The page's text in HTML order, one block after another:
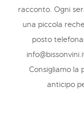
racconto. Ogni
una piccola recherche
posto
Consigliamo la
anticipo